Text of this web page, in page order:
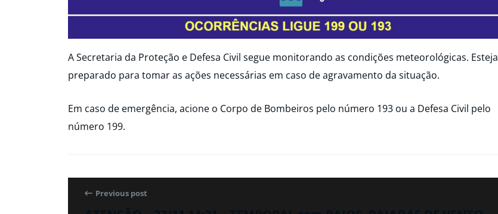
A Secretaria da Proteção e Defesa Civil segue monitorando as condições meteorológicas. Esteja
preparado para tomar as ações necessárias em caso de agravamento da situação.
Em caso de emergência, acione o Corpo de Bombeiros pelo número 193 ou a Defesa Civil pelo
número 199.
Previous post